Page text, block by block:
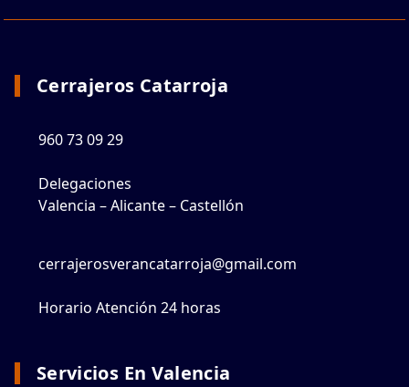
Cerrajeros Catarroja
960 73 09 29
Delegaciones
Valencia – Alicante – Castellón
cerrajerosverancatarroja@gmail.com
Horario Atención 24 horas
Servicios En Valencia